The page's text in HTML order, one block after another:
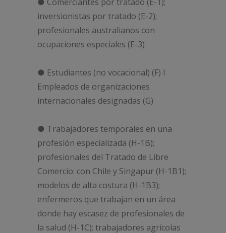
inversionistas por tratado (E-2);
profesionales australianos con
ocupaciones especiales (E-3)
● Estudiantes (no vocacional) (F) l
Empleados de organizaciones
internacionales designadas (G)
● Trabajadores temporales en una
profesión especializada (H-1B);
profesionales del Tratado de Libre
Comercio: con Chile y Singapur (H-1B1);
modelos de alta costura (H-1B3);
enfermeros que trabajan en un área
donde hay escasez de profesionales de
la salud (H-1C); trabajadores agrícolas